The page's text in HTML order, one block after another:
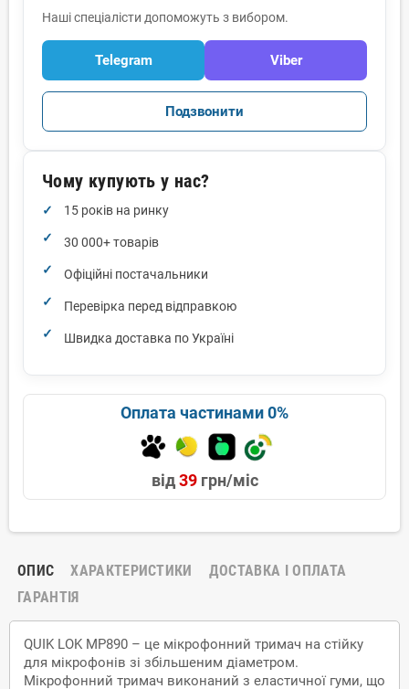
Наші спеціалісти допоможуть з вибором.
Telegram Viber
Подзвонити
Чому купують у нас?
15 років на ринку
30 000+ товарів
Офіційні постачальники
Перевірка перед відправкою
Швидка доставка по Україні
Оплата частинами 0%
від39грн/міс
ОПИС ХАРАКТЕРИСТИКИ
ДОСТАВКА І ОПЛАТА
ГАРАНТІЯ
QUIK LOK MP890 – це мікрофонний тримач на стійку
для мікрофонів зі збільшеним діаметром.
Мікрофонний тримач виконаний з еластичної гуми, що